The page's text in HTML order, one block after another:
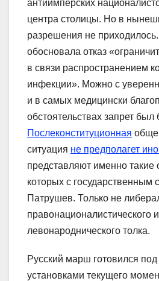
антиимперских
центра столицы. Но в
разрешения не
обосновала отказ
в связи распространением
инфекции». Можно с
и в самых медицински
обстоятельствах запрет
Послеконституционная
ситуация не предполагет
представляют именно такие
которых с государственным
Патрушев. Только не
правонационалистического и
левонароднического толка.
Русский марш готовился
установками текущего